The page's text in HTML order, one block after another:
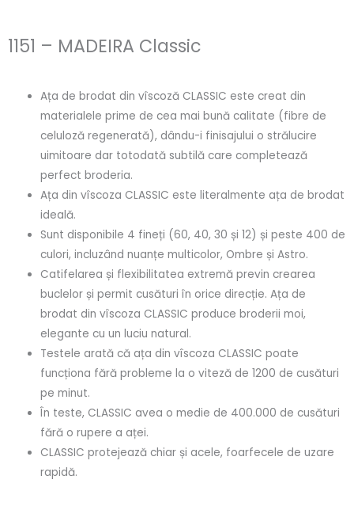
1151 – MADEIRA Classic
Ața de brodat din vîscoză CLASSIC este creat din
materialele prime de cea mai bună calitate (fibre de
celuloză regenerată), dându-i finisajului o strălucire
uimitoare dar totodată subtilă care completează
perfect broderia.
Ața din vîscoza CLASSIC este literalmente ața de brodat
ideală.
Sunt disponibile 4 fineți (60, 40, 30 și 12) și peste 400 de
culori, incluzând nuanțe multicolor, Ombre și Astro.
Catifelarea și flexibilitatea extremă previn crearea
buclelor și permit cusături în orice direcție. Ața de
brodat din vîscoza CLASSIC produce broderii moi,
elegante cu un luciu natural.
Testele arată că ața din vîscoza CLASSIC poate
funcționa fără probleme la o viteză de 1200 de cusături
pe minut.
În teste, CLASSIC avea o medie de 400.000 de cusături
fără o rupere a aței.
CLASSIC protejează chiar și acele, foarfecele de uzare
rapidă.